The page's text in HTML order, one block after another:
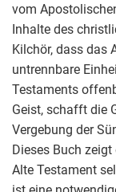
vom
Inhalte des
Kilchör, dass das
untrennbare
Testaments
Geist, schafft die
Vergebung der
Dieses Buch
Alte Testament